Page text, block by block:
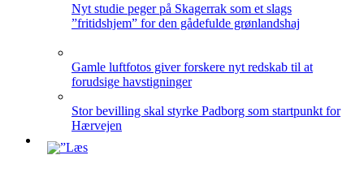
Nyt studie peger på Skagerrak som et slags
”fritidshjem” for den gådefulde grønlandshaj
Gamle luftfotos giver forskere nyt redskab til at
forudsige havstigninger
Stor bevilling skal styrke Padborg som startpunkt for
Hærvejen